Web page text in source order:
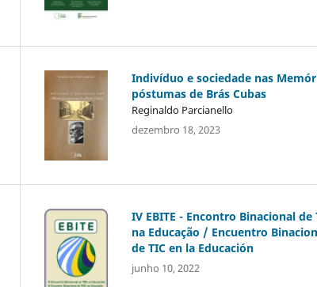
Indivíduo e sociedade nas
póstumas de Brás Cubas
Reginaldo Parcianello
dezembro 18, 2023
IV EBITE - Encontro Binacional de
na Educação / Encuentro
de TIC en la Educación
junho 10, 2022